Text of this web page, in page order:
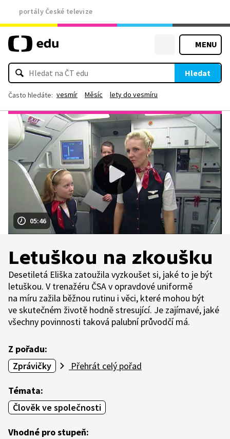
portály České televize
MENU
Hledat
Často hledáte: vesmír Měsíc lety do vesmíru
05:46
Letuškou na zkoušku
Desetiletá Eliška zatoužila vyzkoušet si, jaké to je být
letuškou. V trenažéru ČSA v opravdové uniformě
na míru zažila běžnou rutinu i věci, které mohou být
ve skutečném životě hodně stresující. Je zajímavé, jaké
všechny povinnosti taková palubní průvodčí má.
Z pořadu:
Zprávičky
Přehrát celý pořad
Témata:
Člověk ve společnosti
Vhodné pro stupeň: